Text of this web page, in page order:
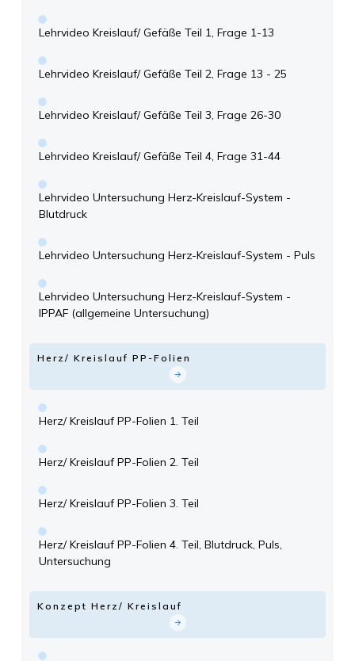
Lehrvideo Kreislauf/ Gefäße Teil 1, Frage 1-13
Lehrvideo Kreislauf/ Gefäße Teil 2, Frage 13 - 25
Lehrvideo Kreislauf/ Gefäße Teil 3, Frage 26-30
Lehrvideo Kreislauf/ Gefäße Teil 4, Frage 31-44
Lehrvideo Untersuchung Herz-Kreislauf-System -
Blutdruck
Lehrvideo Untersuchung Herz-Kreislauf-System - Puls
Lehrvideo Untersuchung Herz-Kreislauf-System -
IPPAF (allgemeine Untersuchung)
Herz/ Kreislauf PP-Folien
Herz/ Kreislauf PP-Folien 1. Teil
Herz/ Kreislauf PP-Folien 2. Teil
Herz/ Kreislauf PP-Folien 3. Teil
Herz/ Kreislauf PP-Folien 4. Teil, Blutdruck, Puls,
Untersuchung
Konzept Herz/ Kreislauf